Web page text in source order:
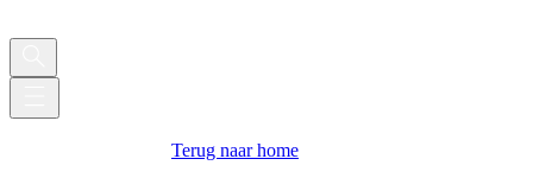
Terug naar home